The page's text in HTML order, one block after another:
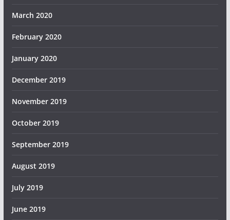
March 2020
February 2020
January 2020
December 2019
November 2019
October 2019
September 2019
August 2019
July 2019
June 2019